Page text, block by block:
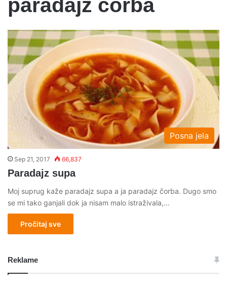
paradajz corba
Posna jela
Sep 21, 2017 66,837
Paradajz supa
Moj suprug kaže paradajz supa a ja paradajz čorba. Dugo smo
se mi tako ganjali dok ja nisam malo istraživala,…
Pročitaj sve
Reklame